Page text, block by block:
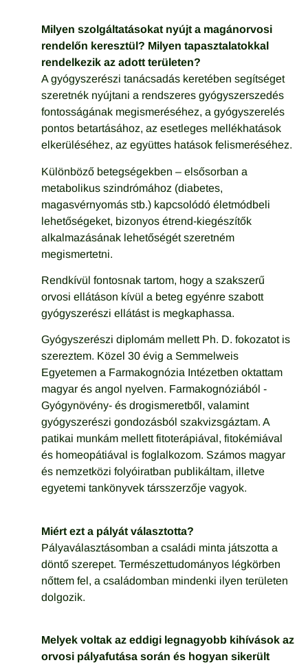
Milyen szolgáltatásokat nyújt a magánorvosi
rendelőn keresztül? Milyen tapasztalatokkal
rendelkezik az adott területen?
A gyógyszerészi tanácsadás keretében segítséget
szeretnék nyújtani a rendszeres gyógyszerszedés
fontosságának megismeréséhez, a gyógyszerelés
pontos betartásához, az esetleges mellékhatások
elkerüléséhez, az együttes hatások felismeréséhez.
Különböző betegségekben – elsősorban a
metabolikus szindrómához (diabetes,
magasvérnyomás stb.) kapcsolódó életmódbeli
lehetőségeket, bizonyos étrend-kiegészítők
alkalmazásának lehetőségét szeretném
megismertetni.
Rendkívül fontosnak tartom, hogy a szakszerű
orvosi ellátáson kívül a beteg egyénre szabott
gyógyszerészi ellátást is megkaphassa.
Gyógyszerészi diplomám mellett Ph. D. fokozatot is
szereztem. Közel 30 évig a Semmelweis
Egyetemen a Farmakognózia Intézetben oktattam
magyar és angol nyelven. Farmakognóziából -
Gyógynövény- és drogismeretből, valamint
gyógyszerészi gondozásból szakvizsgáztam. A
patikai munkám mellett fitoterápiával, fitokémiával
és homeopátiával is foglalkozom. Számos magyar
és nemzetközi folyóiratban publikáltam, illetve
egyetemi tankönyvek társszerzője vagyok.
Miért ezt a pályát választotta?
Pályaválasztásomban a családi minta játszotta a
döntő szerepet. Természettudományos légkörben
nőttem fel, a családomban mindenki ilyen területen
dolgozik.
Melyek voltak az eddigi legnagyobb kihívások az
orvosi pályafutása során és hogyan sikerült